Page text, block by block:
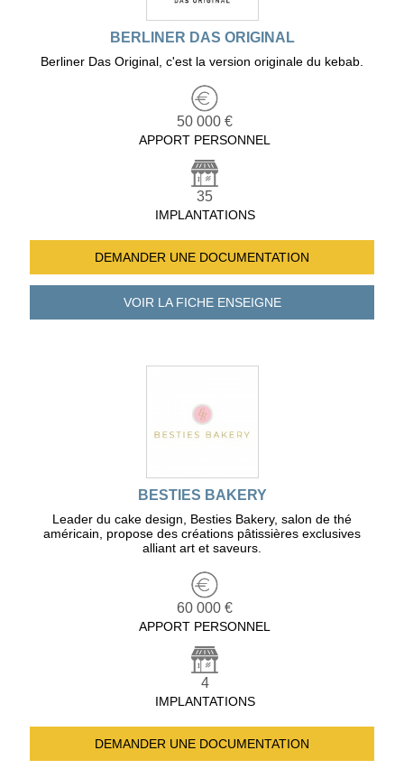
BERLINER DAS ORIGINAL
Berliner Das Original, c'est la version originale du kebab.
50 000 €
APPORT PERSONNEL
35
IMPLANTATIONS
DEMANDER UNE DOCUMENTATION
VOIR LA FICHEENSEIGNE
BESTIES BAKERY
Leader du cake design, Besties Bakery, salon de thé
américain, propose des créations pâtissières exclusives
alliant art et saveurs.
60 000 €
APPORT PERSONNEL
4
IMPLANTATIONS
DEMANDER UNE DOCUMENTATION